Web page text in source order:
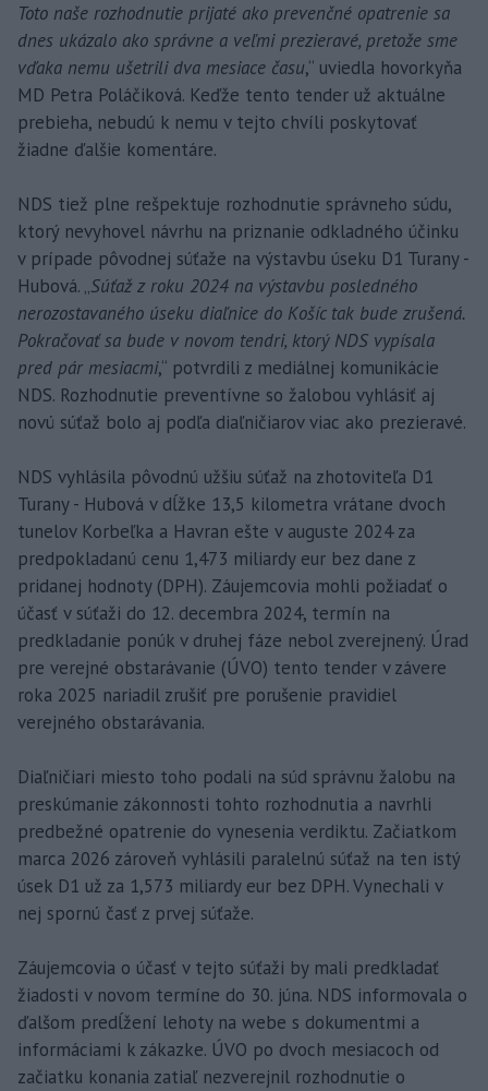
Toto naše rozhodnutie prijaté ako prevenčné opatrenie sa
dnes ukázalo ako správne a veľmi prezieravé, pretože sme
vďaka nemu ušetrili dva mesiace času,“ uviedla hovorkyňa
MD Petra Poláčiková. Keďže tento tender už aktuálne
prebieha, nebudú k nemu v tejto chvíli poskytovať
žiadne ďalšie komentáre.
NDS tiež plne rešpektuje rozhodnutie správneho súdu,
ktorý nevyhovel návrhu na priznanie odkladného účinku
v prípade pôvodnej súťaže na výstavbu úseku D1 Turany -
Hubová. „Súťaž z roku 2024 na výstavbu posledného
nerozostavaného úseku diaľnice do Košíc tak bude zrušená.
Pokračovať sa bude v novom tendri, ktorý NDS vypísala
pred pár mesiacmi,“ potvrdili z mediálnej komunikácie
NDS. Rozhodnutie preventívne so žalobou vyhlásiť aj
novú súťaž bolo aj podľa diaľničiarov viac ako prezieravé.
NDS vyhlásila pôvodnú užšiu súťaž na zhotoviteľa D1
Turany - Hubová v dĺžke 13,5 kilometra vrátane dvoch
tunelov Korbeľka a Havran ešte v auguste 2024 za
predpokladanú cenu 1,473 miliardy eur bez dane z
pridanej hodnoty (DPH). Záujemcovia mohli požiadať o
účasť v súťaži do 12. decembra 2024, termín na
predkladanie ponúk v druhej fáze nebol zverejnený. Úrad
pre verejné obstarávanie (ÚVO) tento tender v závere
roka 2025 nariadil zrušiť pre porušenie pravidiel
verejného obstarávania.
Diaľničiari miesto toho podali na súd správnu žalobu na
preskúmanie zákonnosti tohto rozhodnutia a navrhli
predbežné opatrenie do vynesenia verdiktu. Začiatkom
marca 2026 zároveň vyhlásili paralelnú súťaž na ten istý
úsek D1 už za 1,573 miliardy eur bez DPH. Vynechali v
nej spornú časť z prvej súťaže.
Záujemcovia o účasť v tejto súťaži by mali predkladať
žiadosti v novom termíne do 30. júna. NDS informovala o
ďalšom predĺžení lehoty na webe s dokumentmi a
informáciami k zákazke. ÚVO po dvoch mesiacoch od
začiatku konania zatiaľ nezverejnil rozhodnutie o